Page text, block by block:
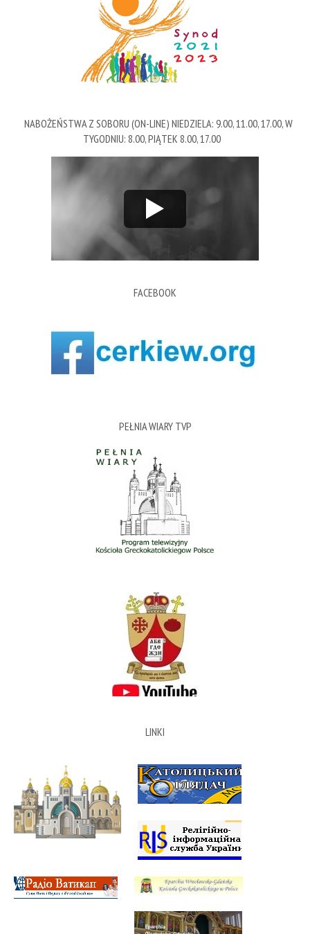
NABOŻEŃSTWA Z SOBORU (ON-LINE) NIEDZIELA: 9.00, 11.00, 17.00, W
TYGODNIU: 8.00, PIĄTEK 8.00, 17.00
FACEBOOK
PEŁNIA WIARY TVP
LINKI